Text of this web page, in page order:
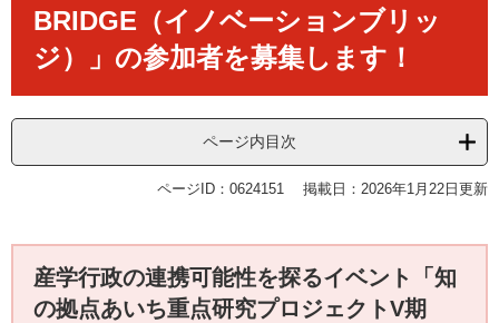
BRIDGE（イノベーションブリッ
ジ）」の参加者を募集します！
ページ内目次
ページID：0624151 掲載日：2026年1月22日更新
産学行政の連携可能性を探るイベント「知
の拠点あいち重点研究プロジェクトV期